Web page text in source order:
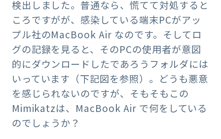
検出しました。普通なら、慌てて対処すると
ころですがが、感染している端末PCがアッ
プル社のMacBook Air なのです。そしてロ
グの記録を見ると、そのPCの使用者が意図
的にダウンロードしたであろうフォルダには
いっています（下記図を参照）。どうも悪意
を感じられないのですが、そもそもこの
Mimikatzは、MacBook Air で何をしている
のでしょうか？